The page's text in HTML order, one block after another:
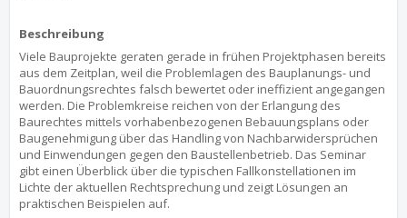
Beschreibung
Viele Bauprojekte geraten gerade in frühen Projektphasen bereits
aus dem Zeitplan, weil die Problemlagen des Bauplanungs- und
Bauordnungsrechtes falsch bewertet oder ineffizient angegangen
werden. Die Problemkreise reichen von der Erlangung des
Baurechtes mittels vorhabenbezogenen Bebauungsplans oder
Baugenehmigung über das Handling von Nachbarwidersprüchen
und Einwendungen gegen den Baustellenbetrieb. Das Seminar
gibt einen Überblick über die typischen Fallkonstellationen im
Lichte der aktuellen Rechtsprechung und zeigt Lösungen an
praktischen Beispielen auf.